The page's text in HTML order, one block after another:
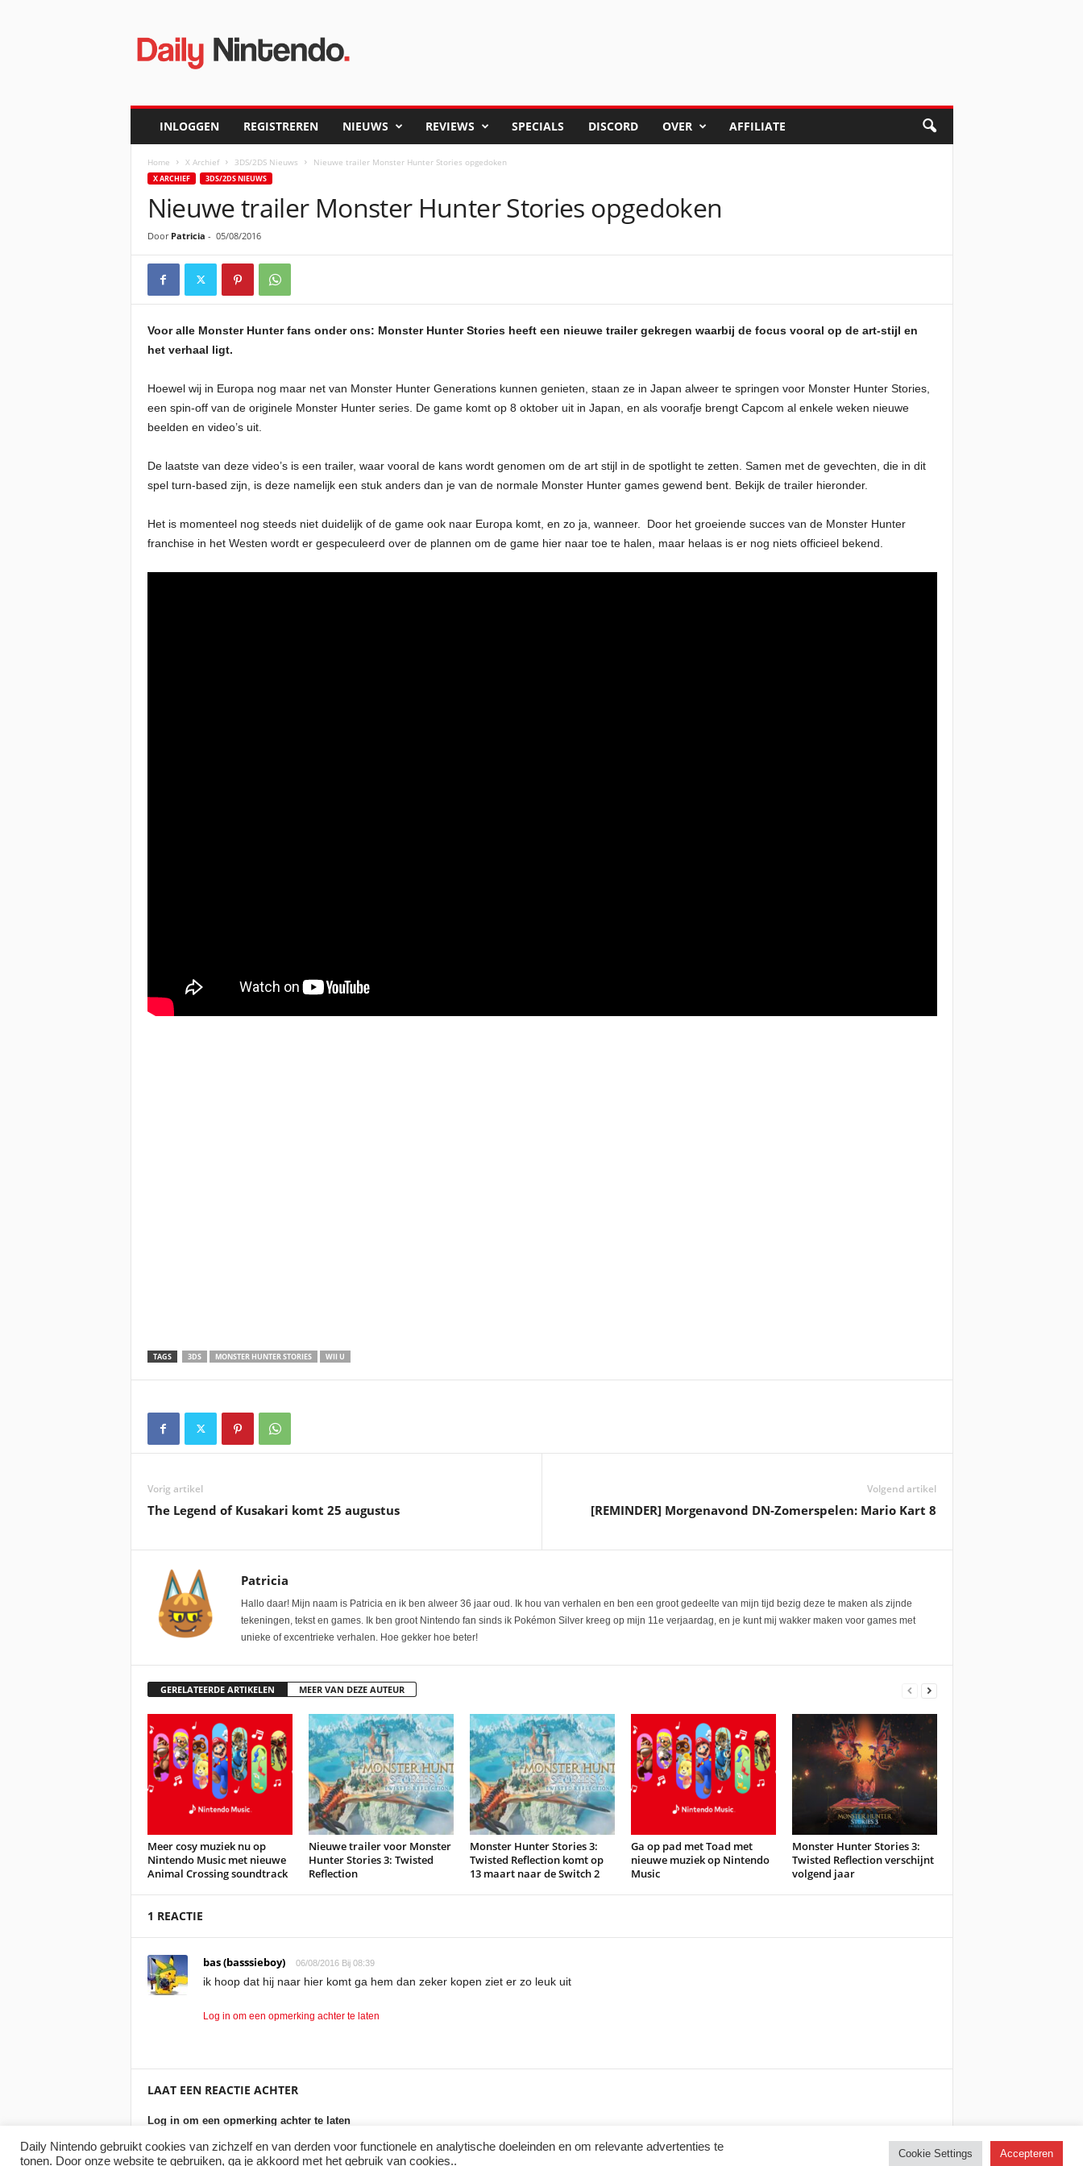
INLOGGEN REGISTREREN NIEUWS REVIEWS SPECIALS DISCORD OVER AFFILIATE
Home X Archief 3DS/2DS Nieuws Nieuwe trailer Monster Hunter Stories opgedoken
X ARCHIEF 3DS/2DS NIEUWS
Nieuwe trailer Monster Hunter Stories opgedoken
Door Patricia - 05/08/2016
Voor alle Monster Hunter fans onder ons: Monster Hunter Stories heeft een nieuwe trailer gekregen waarbij de focus vooral op de art-stijl en
het verhaal ligt.
Hoewel wij in Europa nog maar net van Monster Hunter Generations kunnen genieten, staan ze in Japan alweer te springen voor Monster Hunter Stories,
een spin-off van de originele Monster Hunter series. De game komt op 8 oktober uit in Japan, en als voorafje brengt Capcom al enkele weken nieuwe
beelden en video’s uit.
De laatste van deze video’s is een trailer, waar vooral de kans wordt genomen om de art stijl in de spotlight te zetten. Samen met de gevechten, die in dit
spel turn-based zijn, is deze namelijk een stuk anders dan je van de normale Monster Hunter games gewend bent. Bekijk de trailer hieronder.
Het is momenteel nog steeds niet duidelijk of de game ook naar Europa komt, en zo ja, wanneer. Door het groeiende succes van de Monster Hunter
franchise in het Westen wordt er gespeculeerd over de plannen om de game hier naar toe te halen, maar helaas is er nog niets officieel bekend.
TAGS 3DS MONSTER HUNTER STORIES WII U
Vorig artikel
The Legend of Kusakari komt 25 augustus
Volgend artikel
[REMINDER] Morgenavond DN-Zomerspelen: Mario Kart 8
Patricia
Hallo daar! Mijn naam is Patricia en ik ben alweer 36 jaar oud. Ik hou van verhalen en ben een groot gedeelte van mijn tijd bezig deze te maken als zijnde
tekeningen, tekst en games. Ik ben groot Nintendo fan sinds ik Pokémon Silver kreeg op mijn 11e verjaardag, en je kunt mij wakker maken voor games met
unieke of excentrieke verhalen. Hoe gekker hoe beter!
GERELATEERDE ARTIKELEN MEER VAN DEZE AUTEUR
Meer cosy muziek nu op
Nintendo Music met nieuwe
Animal Crossing soundtrack
Nieuwe trailer voor Monster
Hunter Stories 3: Twisted
Reflection
Monster Hunter Stories 3:
Twisted Reflection komt op
13 maart naar de Switch 2
Ga op pad met Toad met
nieuwe muziek op Nintendo
Music
Monster Hunter Stories 3:
Twisted Reflection verschijnt
volgend jaar
1 REACTIE
bas (basssieboy) 06/08/2016 Bij 08:39
ik hoop dat hij naar hier komt ga hem dan zeker kopen ziet er zo leuk uit
Log in om een opmerking achter te laten
LAAT EEN REACTIE ACHTER
Log in om een opmerking achter te laten
Daily Nintendo gebruikt cookies van zichzelf en van derden voor functionele en analytische doeleinden en om relevante advertenties te
tonen. Door onze website te gebruiken, ga je akkoord met het gebruik van cookies..
Cookie Settings Accepteren